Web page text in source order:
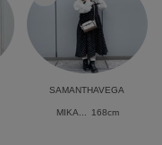
SAMANTHAVEGA
MIKA... 168cm